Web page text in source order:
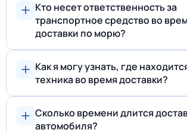
Кто несет ответственность за
транспортное средство во
доставки по морю?
Как я могу узнать, где
техника во время доставки?
Сколько времени длится
автомобиля?